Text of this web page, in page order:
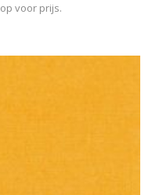
voor prijs.